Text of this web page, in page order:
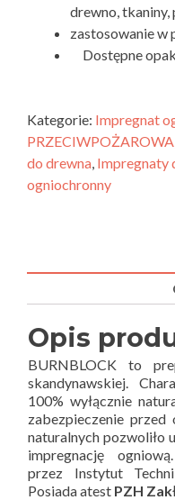
drewno, tkaniny,
zastosowanie w
Dostępne
Kategorie: Impregnat
PRZECIWPOŻAROWA
do drewna Impregnaty
ogniochronny
Opis
BURNBLOCK to
skandynawskiej.
100% wyłącznie
zabezpieczenie przed
naturalnych pozwoliło
impregnację
przez Instytut
Posiada atest PZH